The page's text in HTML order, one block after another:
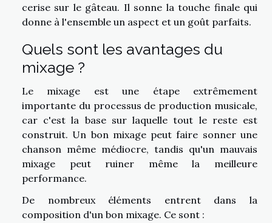
cerise sur le gâteau. Il sonne la touche finale qui
donne à l'ensemble un aspect et un goût parfaits.
Quels sont les avantages du
mixage ?
Le mixage est une étape extrêmement
importante du processus de production musicale,
car c'est la base sur laquelle tout le reste est
construit. Un bon mixage peut faire sonner une
chanson même médiocre, tandis qu'un mauvais
mixage peut ruiner même la meilleure
performance.
De nombreux éléments entrent dans la
composition d'un bon mixage. Ce sont :